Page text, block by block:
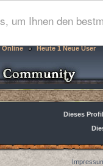
um Ihnen den
Online Heute 1 Neue User
Dieses